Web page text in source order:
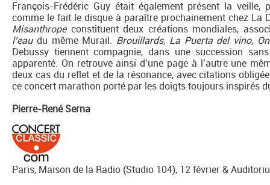
François-Frédéric Guy était également présent la
comme le fait le disque à paraître prochainement chez La
Misanthropeconstituent deux créations mondiales,
l’eaudu même Murail. Brouillards, La Puerta del vino,
Debussy tiennent compagnie, dans une succession
apparenté. On retrouve ainsi d’une page à l’autre une
deux cas du reflet et de la résonance, avec citations
ce concert marathon porté par les doigts toujours inspirés
Pierre-René Serna
Paris, Maison de la Radio (Studio 104), 12 février &